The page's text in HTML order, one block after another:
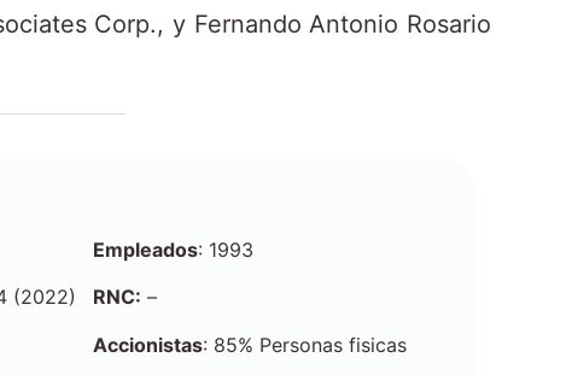
Corp., y Fernando Antonio Rosario
Empleados: 1993
(2022) RNC: –
Accionistas: 85% Personas fisicas